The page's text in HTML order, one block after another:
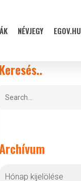
NÉVJEGY EGOV.HU
Keresés..